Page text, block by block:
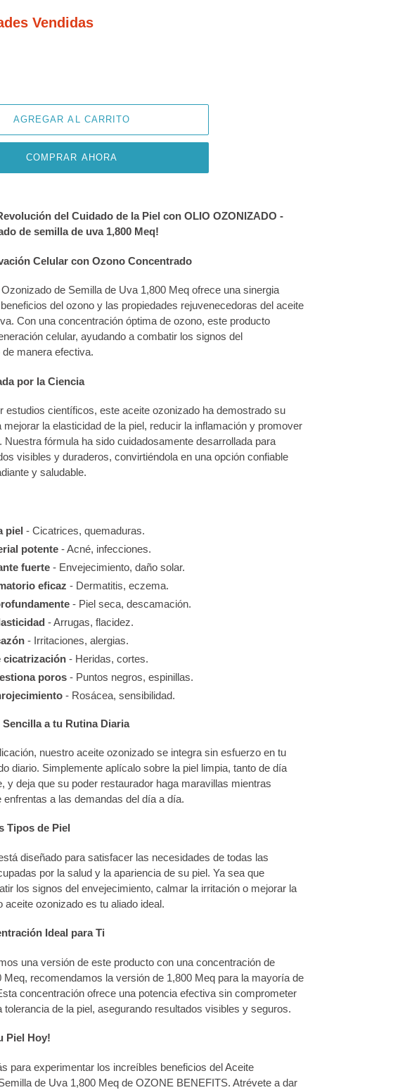
Vendidas
AGREGAR AL CARRITO
COMPRAR AHORA
del Cuidado de la Piel con OLIO OZONIZADO -
de semilla de uva 1,800 Meq!
Celular con Ozono Concentrado
de Semilla de Uva 1,800 Meq ofrece una sinergia
del ozono y las propiedades rejuvenecedoras del aceite
Con una concentración óptima de ozono, este producto
celular, ayudando a combatir los signos del
manera efectiva.
por la Ciencia
estudios científicos, este aceite ozonizado ha demostrado su
mejorar la elasticidad de la piel, reducir la inflamación y promover
Nuestra fórmula ha sido cuidadosamente desarrollada para
visibles y duraderos, convirtiéndola en una opción confiable
y saludable.
piel - Cicatrices, quemaduras.
potente - Acné, infecciones.
fuerte - Envejecimiento, daño solar.
eficaz - Dermatitis, eczema.
- Piel seca, descamación.
- Arrugas, flacidez.
- Irritaciones, alergias.
cicatrización - Heridas, cortes.
poros - Puntos negros, espinillas.
- Rosácea, sensibilidad.
a tu Rutina Diaria
nuestro aceite ozonizado se integra sin esfuerzo en tu
diario. Simplemente aplícalo sobre la piel limpia, tanto de día
y deja que su poder restaurador haga maravillas mientras
a las demandas del día a día.
Tipos de Piel
diseñado para satisfacer las necesidades de todas las
por la salud y la apariencia de su piel. Ya sea que
los signos del envejecimiento, calmar la irritación o mejorar la
aceite ozonizado es tu aliado ideal.
Ideal para Ti
una versión de este producto con una concentración de
Meq, recomendamos la versión de 1,800 Meq para la mayoría de
concentración ofrece una potencia efectiva sin comprometer
tolerancia de la piel, asegurando resultados visibles y seguros.
Piel Hoy!
para experimentar los increíbles beneficios del Aceite
de Uva 1,800 Meq de OZONE BENEFITS. Atrévete a dar